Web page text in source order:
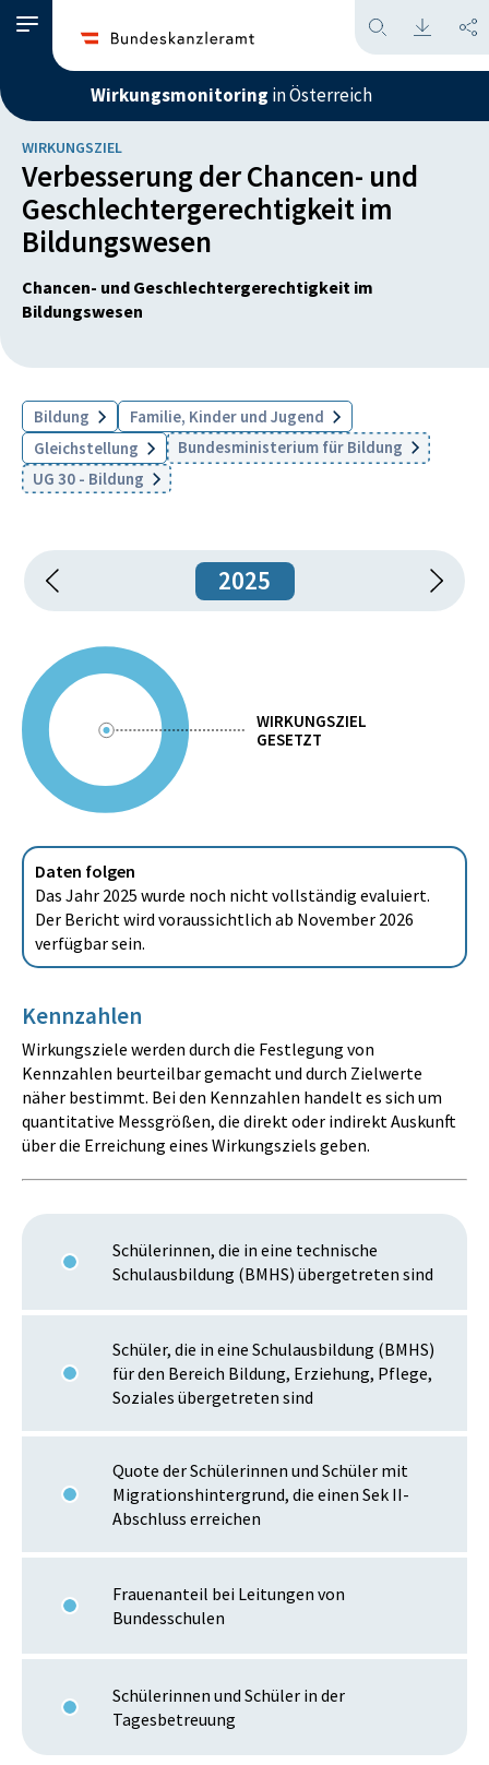
Wirkungsmonitoring in Österreich
WIRKUNGSZIEL
Verbesserung der Chancen- und
Geschlechtergerechtigkeit im
Bildungswesen
Chancen- und Geschlechtergerechtigkeit im
Bildungswesen
Bildung
Familie, Kinder und Jugend
Gleichstellung
Bundesministerium für Bildung
UG 30 - Bildung
2025
WIRKUNGSZIEL
GESETZT
Daten folgen
Das Jahr 2025 wurde noch nicht vollständig evaluiert.
Der Bericht wird voraussichtlich ab November 2026
verfügbar sein.
Kennzahlen
Wirkungsziele werden durch die Festlegung von
Kennzahlen beurteilbar gemacht und durch Zielwerte
näher bestimmt. Bei den Kennzahlen handelt es sich um
quantitative Messgrößen, die direkt oder indirekt Auskunft
über die Erreichung eines Wirkungsziels geben.
Schülerinnen, die in eine technische
Schulausbildung (BMHS) übergetreten sind
Schüler, die in eine Schulausbildung (BMHS)
für den Bereich Bildung, Erziehung, Pflege,
Soziales übergetreten sind
Quote der Schülerinnen und Schüler mit
Migrationshintergrund, die einen Sek II-
Abschluss erreichen
Frauenanteil bei Leitungen von
Bundesschulen
Schülerinnen und Schüler in der
Tagesbetreuung